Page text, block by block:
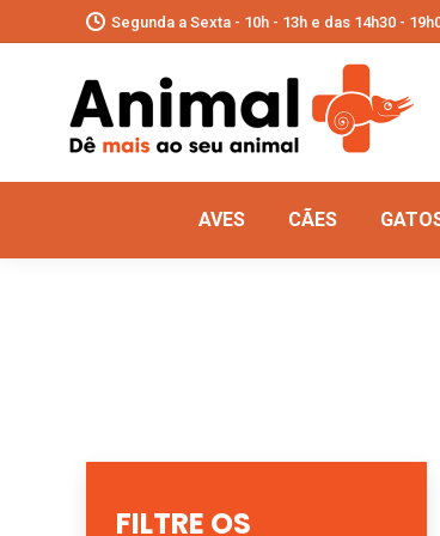
Segunda a Sexta - 10h - 13h e das 14h30 -
AVES CÃES
FILTRE OS